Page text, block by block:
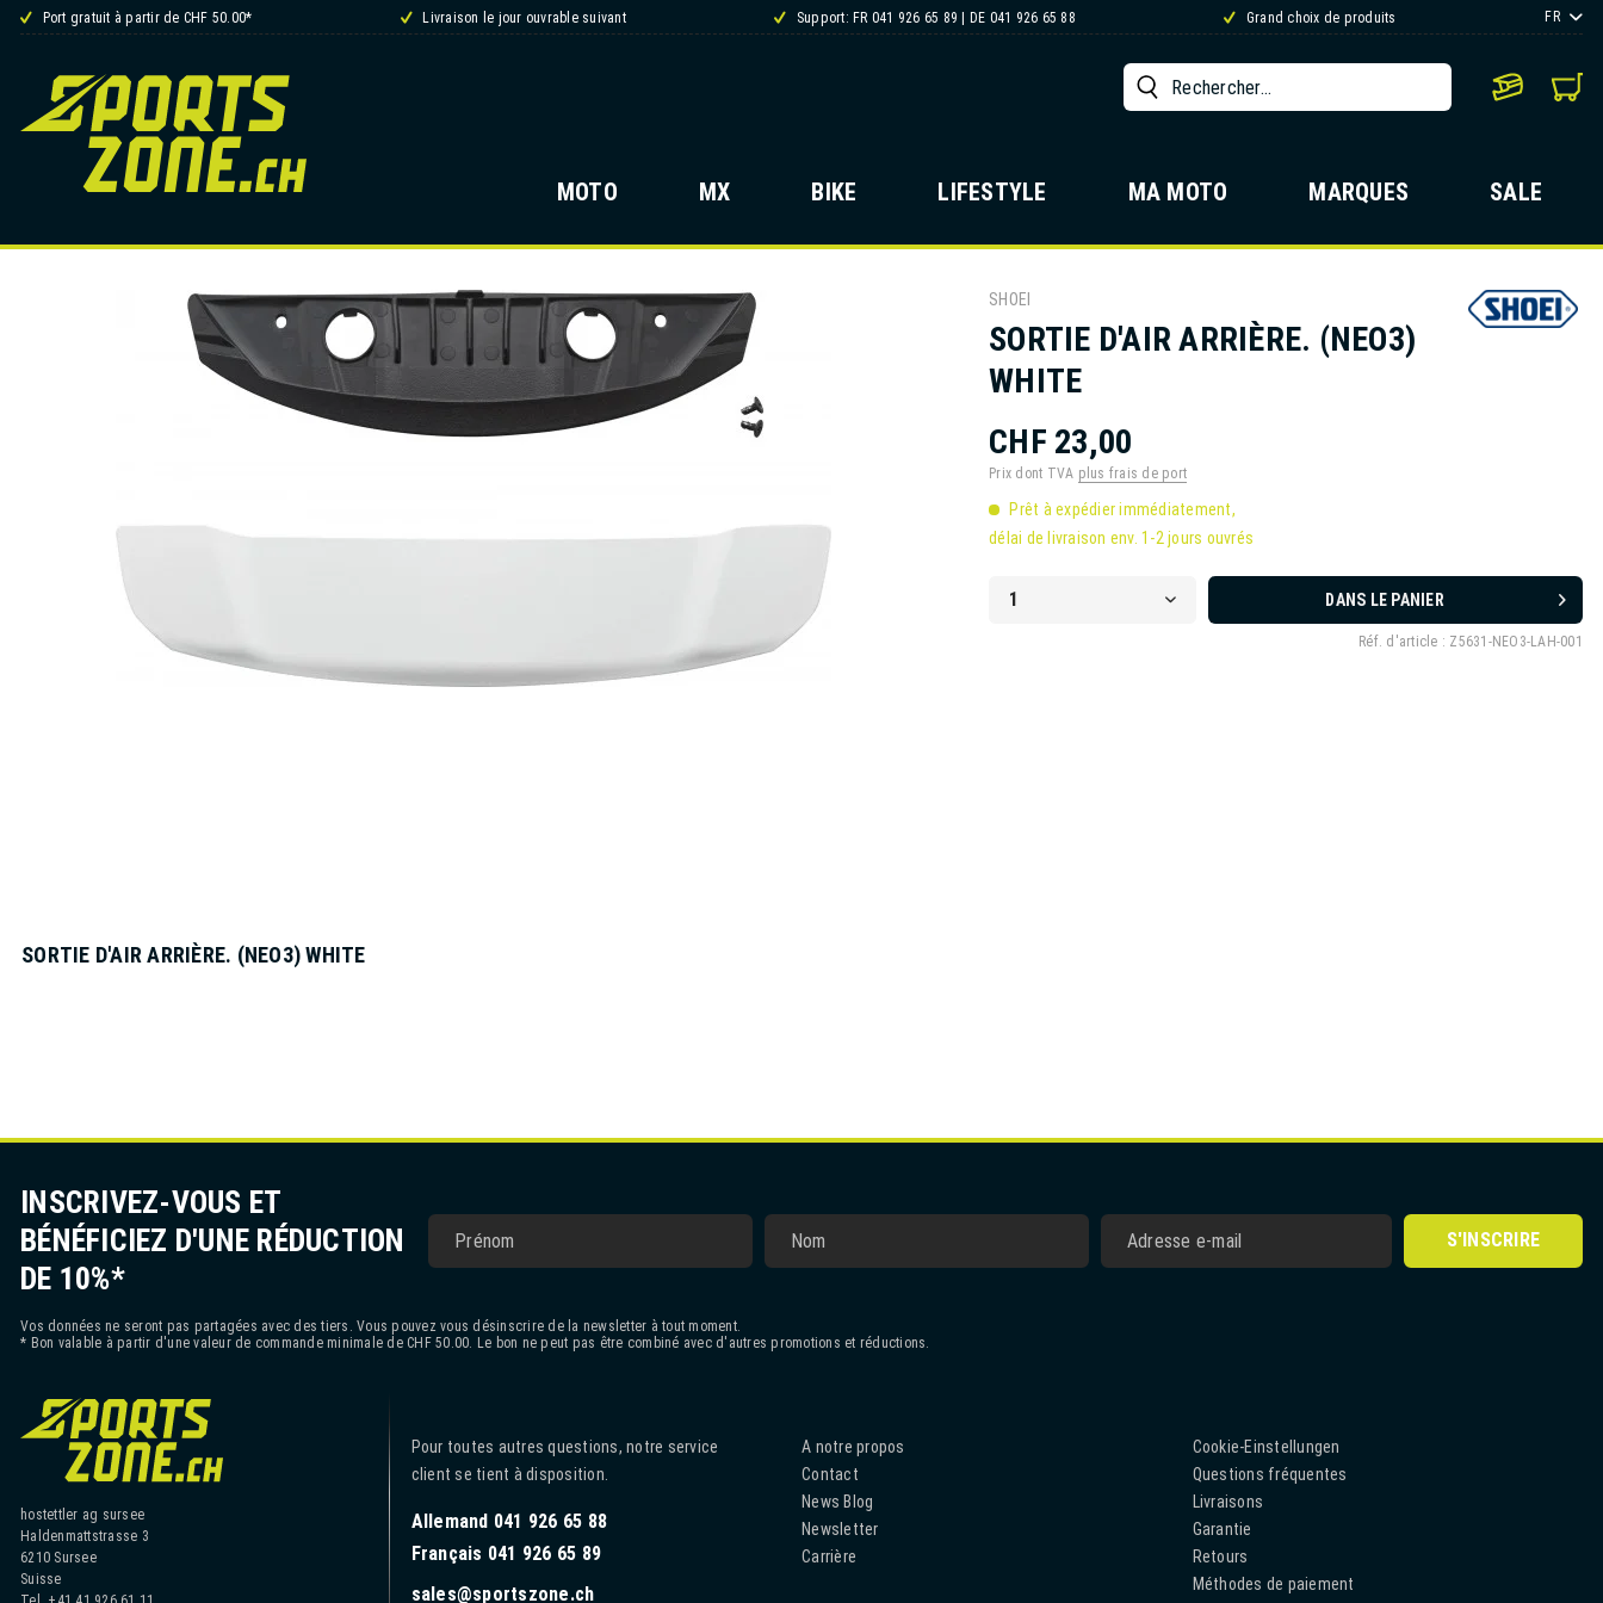
Port gratuit à partir de CHF 50.00* Livraison le jour ouvrable suivant Support: FR 041 926 65 89 | DE 041 926 65 88 Grand choix de produits FR
MOTO MX BIKE LIFESTYLE MA MOTO MARQUES SALE
SHOEI
SORTIE D'AIR ARRIÈRE. (NEO3)
WHITE
CHF 23,00
Prix dont TVA plus frais de port
Prêt à expédier immédiatement,
délai de livraison env. 1-2 jours ouvrés
DANS LE PANIER
Réf. d'article : Z5631-NEO3-LAH-001
SORTIE D'AIR ARRIÈRE. (NEO3) WHITE
INSCRIVEZ-VOUS ET
BÉNÉFICIEZ D'UNE RÉDUCTION
DE 10%*
S'INSCRIRE
Vos données ne seront pas partagées avec des tiers. Vous pouvez vous désinscrire de la newsletter à tout moment.
* Bon valable à partir d'une valeur de commande minimale de CHF 50.00. Le bon ne peut pas être combiné avec d'autres promotions et réductions.
hostettler ag sursee
Haldenmattstrasse 3
6210 Sursee
Suisse
Pour toutes autres questions, notre service
client se tient à disposition.
Allemand 041 926 65 88
Français 041 926 65 89
sales@sportszone.ch
A notre propos
Contact
News Blog
Newsletter
Carrière
Cookie-Einstellungen
Questions fréquentes
Livraisons
Garantie
Retours
Méthodes de paiement